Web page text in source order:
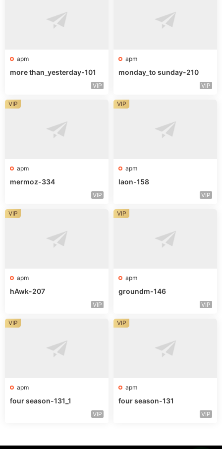
apm
more than_yesterday-101
VIP
apm
monday_to sunday-210
VIP
apm
mermoz-334
VIP
VIP
apm
laon-158
VIP
VIP
apm
hAwk-207
VIP
VIP
apm
groundm-146
VIP
VIP
apm
four season-131_1
VIP
VIP
apm
four season-131
VIP
VIP